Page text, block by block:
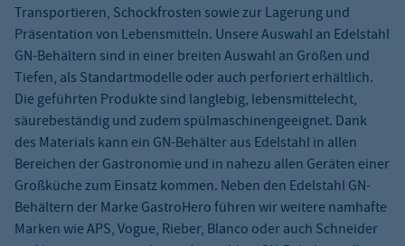
Transportieren, Schockfrosten sowie zur Lagerung und
Präsentation von Lebensmitteln. Unsere Auswahl an Edelstahl
GN-Behältern sind in einer breiten Auswahl an Größen und
Tiefen, als Standartmodelle oder auch perforiert erhältlich.
Die geführten Produkte sind langlebig, lebensmittelecht,
säurebeständig und zudem spülmaschinengeeignet. Dank
des Materials kann ein GN-Behälter aus Edelstahl in allen
Bereichen der Gastronomie und in nahezu allen Geräten einer
Großküche zum Einsatz kommen. Neben den Edelstahl GN-
Behältern der Marke GastroHero führen wir weitere namhafte
Marken wie APS, Vogue, Rieber, Blanco oder auch Schneider